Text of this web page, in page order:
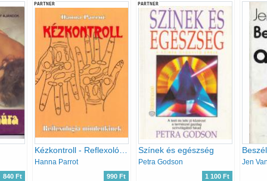
840 Ft
PARTNER
Hanna Parrot
990 Ft
PARTNER
Színek és egészség
Petra Godson
1 100 Ft
Jen